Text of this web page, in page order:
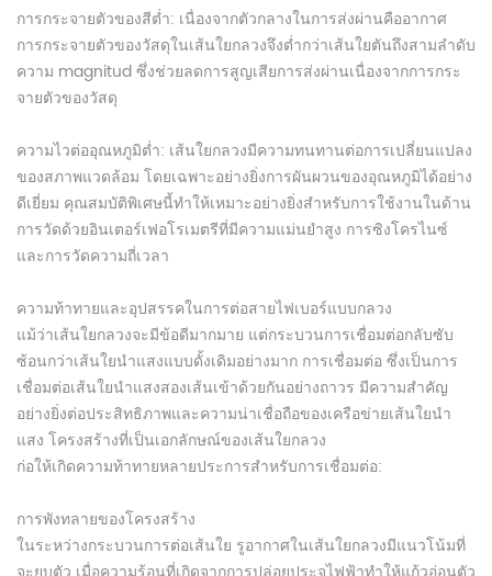
การกระจายตัวของสีต่ำ: เนื่องจากตัวกลางในการส่งผ่านคืออากาศ
การกระจายตัวของวัสดุในเส้นใยกลวงจึงต่ำกว่าเส้นใยตันถึงสามลำดับ
ความ magnitud ซึ่งช่วยลดการสูญเสียการส่งผ่านเนื่องจากการกระ
จายตัวของวัสดุ
ความไวต่ออุณหภูมิต่ำ: เส้นใยกลวงมีความทนทานต่อการเปลี่ยนแปลง
ของสภาพแวดล้อม โดยเฉพาะอย่างยิ่งการผันผวนของอุณหภูมิได้อย่าง
ดีเยี่ยม คุณสมบัติพิเศษนี้ทำให้เหมาะอย่างยิ่งสำหรับการใช้งานในด้าน
การวัดด้วยอินเตอร์เฟอโรเมตรีที่มีความแม่นยำสูง การซิงโครไนซ์
และการวัดความถี่เวลา
ความท้าทายและอุปสรรคในการต่อสายไฟเบอร์แบบกลวง
แม้ว่าเส้นใยกลวงจะมีข้อดีมากมาย แต่กระบวนการเชื่อมต่อกลับซับ
ซ้อนกว่าเส้นใยนำแสงแบบดั้งเดิมอย่างมาก การเชื่อมต่อ ซึ่งเป็นการ
เชื่อมต่อเส้นใยนำแสงสองเส้นเข้าด้วยกันอย่างถาวร มีความสำคัญ
อย่างยิ่งต่อประสิทธิภาพและความน่าเชื่อถือของเครือข่ายเส้นใยนำ
แสง โครงสร้างที่เป็นเอกลักษณ์ของเส้นใยกลวง
ก่อให้เกิดความท้าทายหลายประการสำหรับการเชื่อมต่อ:
การพังทลายของโครงสร้าง
ในระหว่างกระบวนการต่อเส้นใย รูอากาศในเส้นใยกลวงมีแนวโน้มที่